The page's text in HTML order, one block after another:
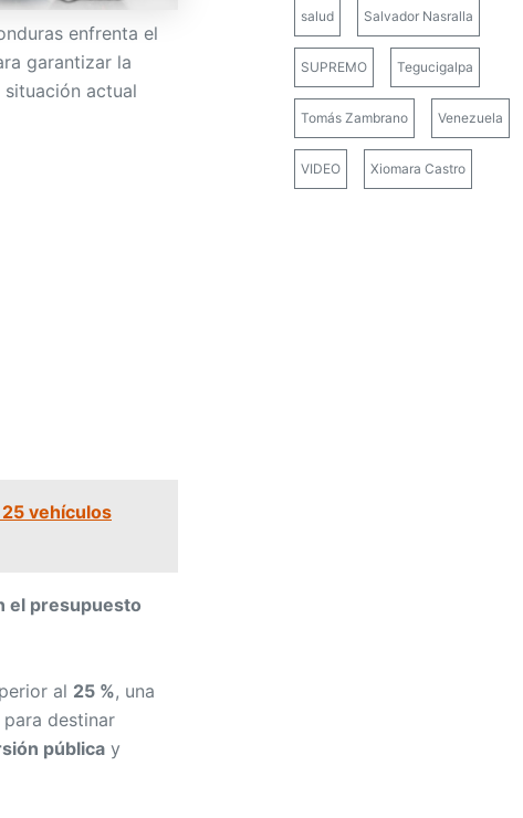
enfrenta el
garantizar la
actual
vehículos
el presupuesto
al 25 %, una
destinar
pública y
salud Salvador Nasralla
SUPREMO Tegucigalpa
Tomás Zambrano Venezuela
VIDEO Xiomara Castro